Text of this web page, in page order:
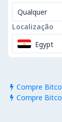
Qualquer
Localização
Egypt
 Compre
 Compre